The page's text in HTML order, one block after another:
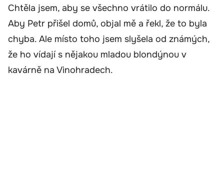
Chtěla jsem, aby se všechno vrátilo do normálu.
Aby Petr přišel domů, objal mě a řekl, že to byla
chyba. Ale místo toho jsem slyšela od známých,
že ho vídají s nějakou mladou blondýnou v
kavárně na Vinohradech.